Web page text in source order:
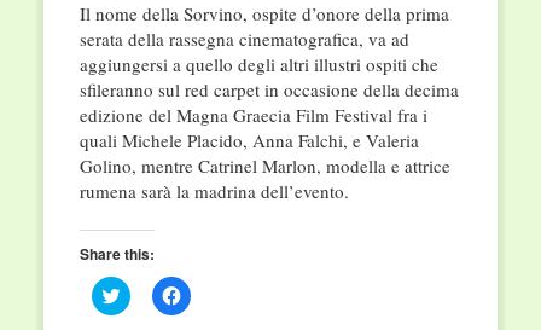
Il nome della Sorvino, ospite d’onore della prima
serata della rassegna cinematografica, va ad
aggiungersi a quello degli altri illustri ospiti che
sfileranno sul red carpet in occasione della decima
edizione del Magna Graecia Film Festival fra i
quali Michele Placido, Anna Falchi, e Valeria
Golino, mentre Catrinel Marlon, modella e attrice
rumena sarà la madrina dell’evento.
Share this:
Click
to
Click
to